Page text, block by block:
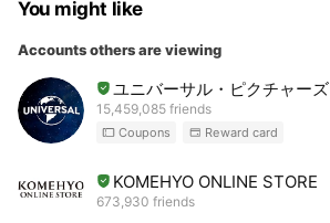
You might like
Accounts others are viewing
ユニバーサル・ピクチャーズ
15,459,085 friends
Coupons Reward card
KOMEHYO ONLINE STORE
673,930 friends